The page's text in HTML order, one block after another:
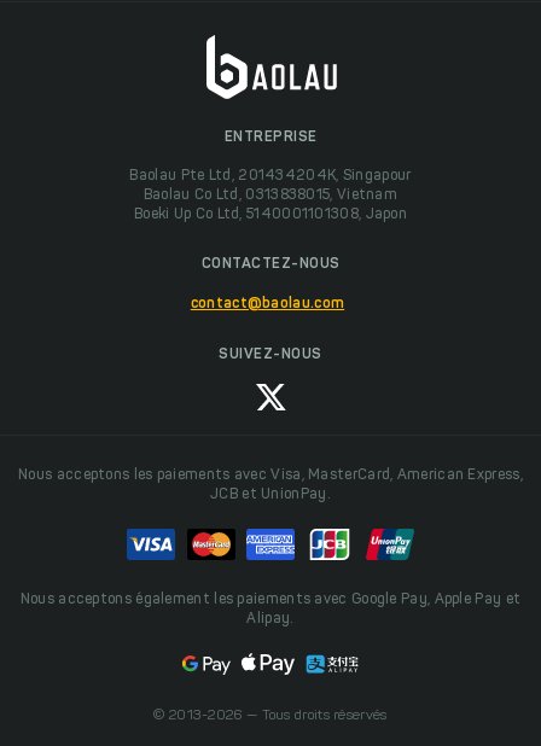
ENTREPRISE
Baolau Pte Ltd, 201434204K, Singapour
Baolau Co Ltd, 0313838015, Vietnam
Boeki Up Co Ltd, 5140001101308, Japon
CONTACTEZ-NOUS
contact@baolau.com
SUIVEZ-NOUS
Nous acceptons les paiements avec Visa, MasterCard, American Express,
JCB et UnionPay.
Nous acceptons également les paiements avec Google Pay, Apple Pay et
Alipay.
© 2013-2026 — Tous droits réservés